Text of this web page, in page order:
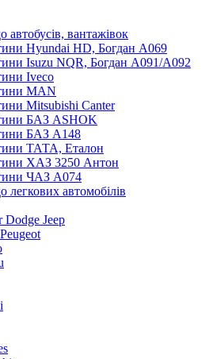
автобусів, вантажівок
Hyundai HD, Богдан А069
Isuzu NQR, Богдан А091/А092
Iveco
MAN
Mitsubishi Canter
БАЗ ASHOK
БАЗ А148
ТАТА, Еталон
ХАЗ 3250 Антон
ЧАЗ А074
легкових автомобілів
Dodge Jeep